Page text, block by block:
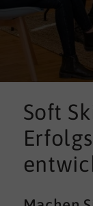
Soft